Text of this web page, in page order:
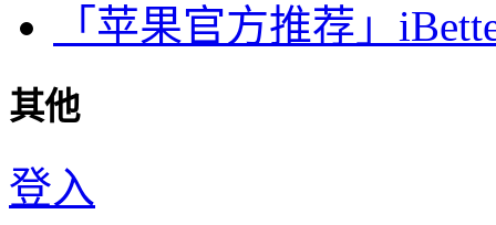
「苹果官方推荐」
其他
登入